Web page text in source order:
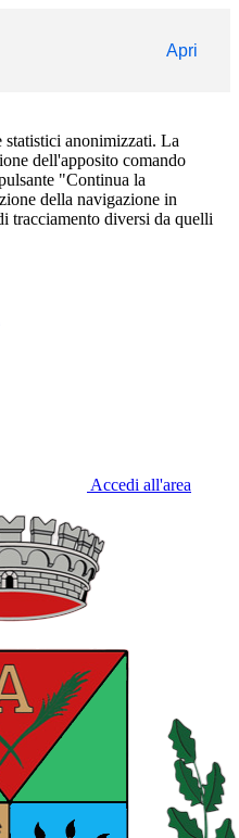
Apri
anonimizzati. La
dell'apposito comando
"Continua la
della navigazione in
tracciamento diversi da quelli
Accedi all'area